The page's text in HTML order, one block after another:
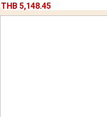
THB 5,148.45